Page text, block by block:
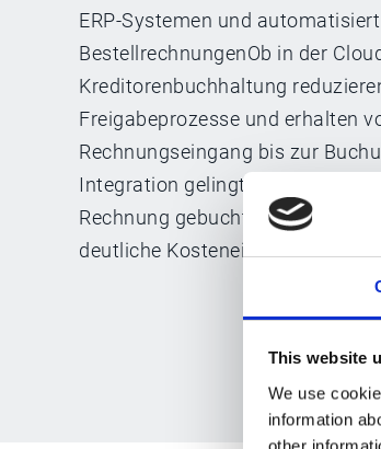
This website
We use
information
ERP-Systemen und
BestellrechnungenOb in der
Kreditorenbuchhaltung
Freigabeprozesse und erhalten
Rechnungseingang bis zur
Integration gelingt der Einstieg
Rechnung gebucht werden, was
deutliche Kosteneinsparungen